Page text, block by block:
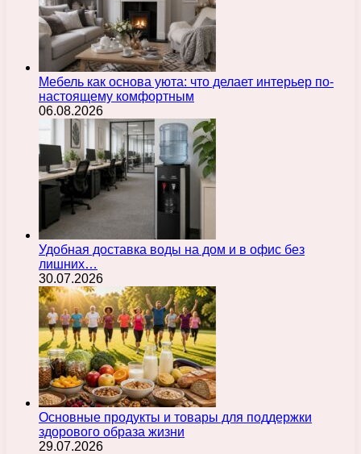
Мебель как основа уюта: что делает интерьер по-
настоящему комфортным
06.08.2026
Удобная доставка воды на дом и в офис без
лишних…
30.07.2026
Основные продукты и товары для поддержки
здорового образа жизни
29.07.2026